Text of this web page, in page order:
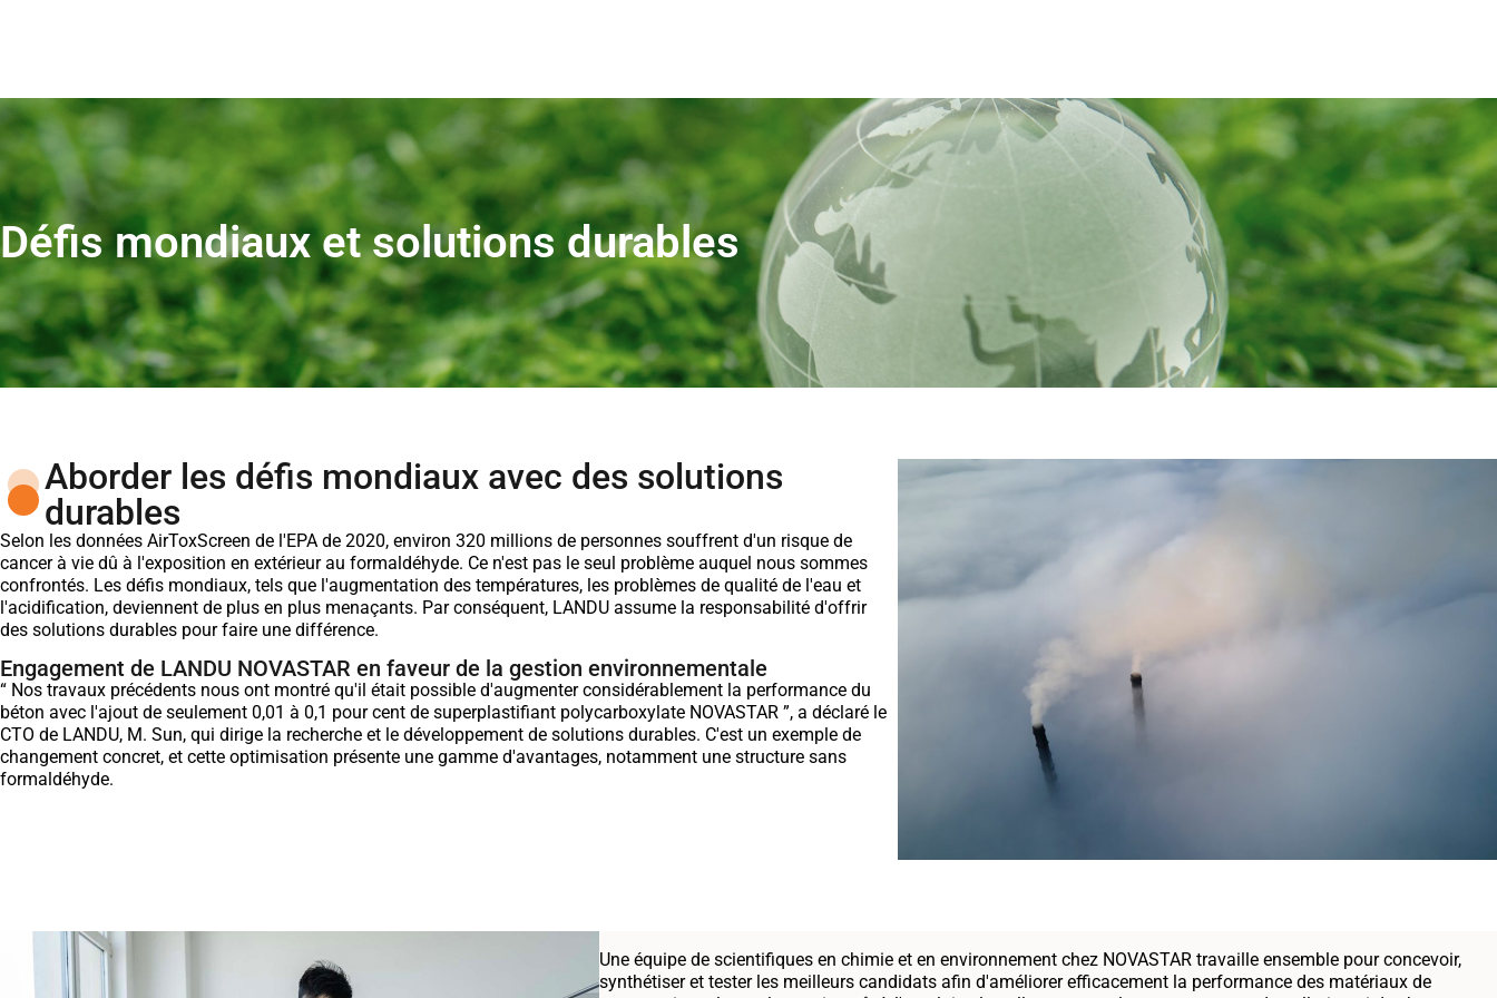
Défis mondiaux et solutions durables
Aborder les défis mondiaux avec des solutions
durables
Selon les données AirToxScreen de l'EPA de 2020, environ 320 millions de personnes souffrent d'un risque de
cancer à vie dû à l'exposition en extérieur au formaldéhyde. Ce n'est pas le seul problème auquel nous sommes
confrontés. Les défis mondiaux, tels que l'augmentation des températures, les problèmes de qualité de l'eau et
l'acidification, deviennent de plus en plus menaçants. Par conséquent, LANDU assume la responsabilité d'offrir
des solutions durables pour faire une différence.
Engagement de LANDU NOVASTAR en faveur de la gestion environnementale
“ Nos travaux précédents nous ont montré qu'il était possible d'augmenter considérablement la performance du
béton avec l'ajout de seulement 0,01 à 0,1 pour cent de superplastifiant polycarboxylate NOVASTAR ”, a déclaré le
CTO de LANDU, M. Sun, qui dirige la recherche et le développement de solutions durables. C'est un exemple de
changement concret, et cette optimisation présente une gamme d'avantages, notamment une structure sans
formaldéhyde.
Une équipe de scientifiques en chimie et en environnement chez NOVASTAR travaille ensemble pour concevoir,
synthétiser et tester les meilleurs candidats afin d'améliorer efficacement la performance des matériaux de